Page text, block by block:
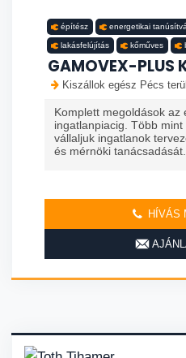
építész energetikai
lakásfelújítás kőműves
GAMOVEX-PLUS
Kiszállok egész Pécs
Komplett megoldások az
ingatlanpiacig. Több
vállaljuk ingatlanok
és mérnöki
HÍVÁS